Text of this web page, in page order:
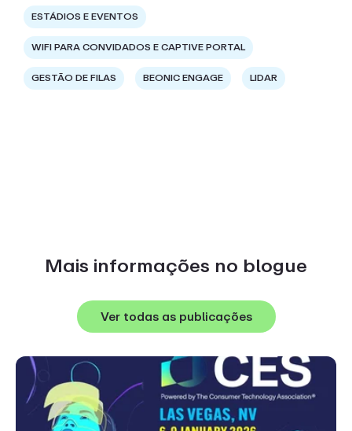
ESTÁDIOS E EVENTOS
WIFI PARA CONVIDADOS E CAPTIVE PORTAL
GESTÃO DE FILAS
BEONIC ENGAGE LIDAR
Mais informações no blogue
Ver todas as publicações